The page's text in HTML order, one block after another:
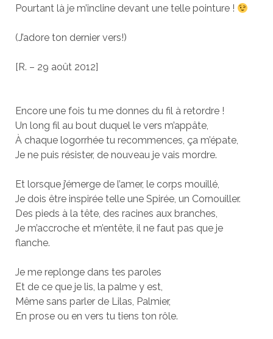
Pourtant là je m’incline devant une telle pointure !
(J’adore ton dernier vers!)
[R. – 29 août 2012]
Encore une fois tu me donnes du fil à retordre !
Un long fil au bout duquel le vers m’appâte,
À chaque logorrhée tu recommences, ça m’épate,
Je ne puis résister, de nouveau je vais mordre.
Et lorsque j’émerge de l’amer, le corps mouillé,
Je dois être inspirée telle une Spirée, un Cornouiller.
Des pieds à la tête, des racines aux branches,
Je m’accroche et m’entête, il ne faut pas que je
flanche.
Je me replonge dans tes paroles
Et de ce que je lis, la palme y est,
Même sans parler de Lilas, Palmier,
En prose ou en vers tu tiens ton rôle.